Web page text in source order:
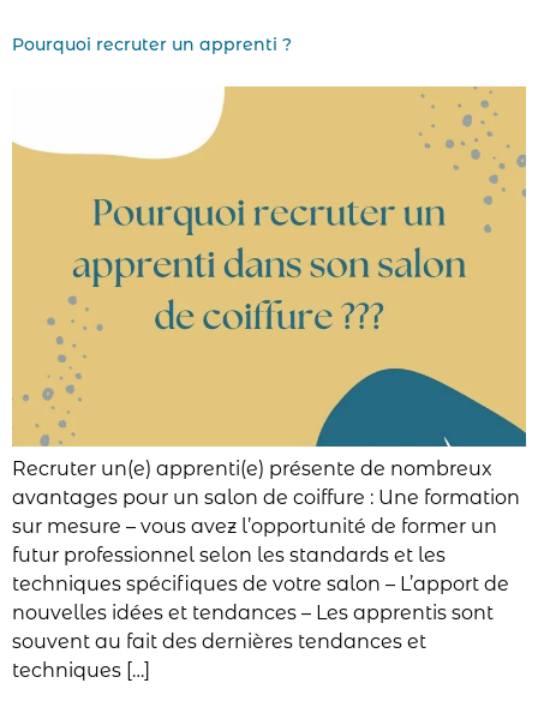
Pourquoi recruter un apprenti ?
Recruter un(e) apprenti(e) présente de nombreux
avantages pour un salon de coiffure : Une formation
sur mesure – vous avez l’opportunité de former un
futur professionnel selon les standards et les
techniques spécifiques de votre salon – L’apport de
nouvelles idées et tendances – Les apprentis sont
souvent au fait des dernières tendances et
techniques […]